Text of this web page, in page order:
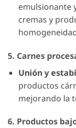
emulsionante
cremas y
5. Carnes
Unión y
productos
mejorando la
6. Productos